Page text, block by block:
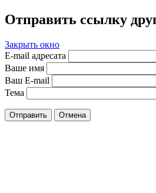
Отправить ссылку
Закрыть окно
E-mail адресата
Ваше имя
Ваш E-mail
Тема
Отправить Отмена